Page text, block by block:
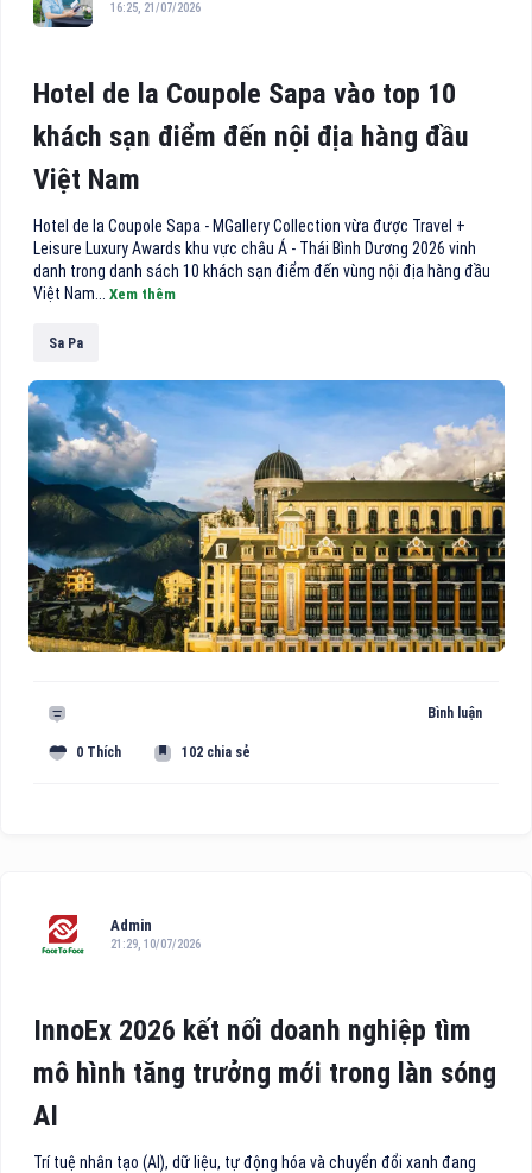
16:25, 21/07/2026
Hotel de la Coupole Sapa vào top 10
khách sạn điểm đến nội địa hàng đầu
Việt Nam
Hotel de la Coupole Sapa - MGallery Collection vừa được Travel +
Leisure Luxury Awards khu vực châu Á - Thái Bình Dương 2026 vinh
danh trong danh sách 10 khách sạn điểm đến vùng nội địa hàng đầu
Việt Nam... Xem thêm
Sa Pa
Bình luận
0 Thích 102 chia sẻ
Admin
21:29, 10/07/2026
InnoEx 2026 kết nối doanh nghiệp tìm
mô hình tăng trưởng mới trong làn sóng
AI
Trí tuệ nhân tạo (AI), dữ liệu, tự động hóa và chuyển đổi xanh đang